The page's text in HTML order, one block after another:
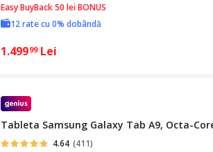
Easy BuyBack 50 lei BONUS
12 rate cu 0% dobândă
1.49999 Lei
Tableta Samsung Galaxy Tab A9, Octa-
4.64 (411)